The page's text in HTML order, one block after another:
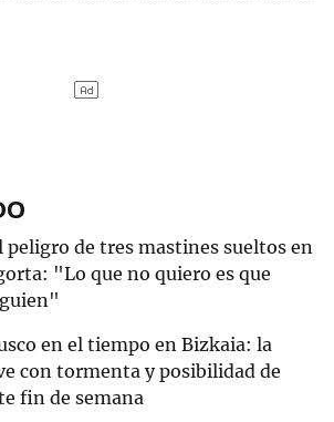
peligro de tres mastines sueltos en
"Lo que no quiero es que
en el tiempo en Bizkaia: la
con tormenta y posibilidad de
fin de semana